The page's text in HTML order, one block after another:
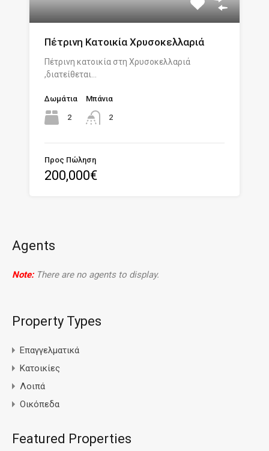
Πέτρινη Κατοικία Χρυσοκελλαριά
Πέτρινη κατοικία στη Χρυσοκελλαριά
,διατείθεται…
Δωμάτια
2
Μπάνια
2
Προς Πώληση
200,000€
Agents
Note:There are no agents to display.
Property Types
Επαγγελματικά
Κατοικίες
Λοιπά
Οικόπεδα
Featured Properties